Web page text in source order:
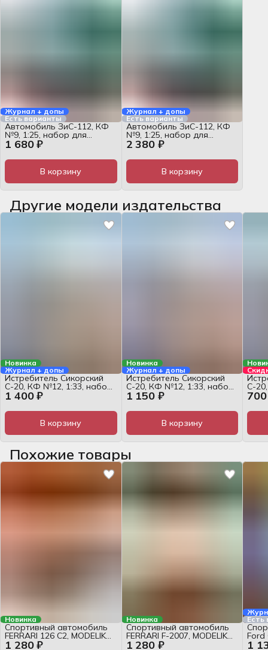
Журнал + допы
Есть варианты
1 680 ₽
Автомобиль ЗиС-112, КФ
№9, 1:25, набор для
сборки
В корзину
Журнал + допы
Есть варианты
2 380 ₽
Автомобиль ЗиС-112, КФ
№9, 1:25, набор для
сборки
В корзину
Другие модели издательства
Новинка
Журнал + допы
1 400 ₽
Истребитель Сикорский
С-20, КФ №12, 1:33, набор
для сборки
В корзину
Новинка
Журнал + допы
1 150 ₽
Истребитель Сикорский
С-20, КФ №12, 1:33, набор
для сборки
В корзину
С-
Похожие товары
Новинка
1 280 ₽
Спортивный автомобиль
FERRARI 126 С2, MODELIK
№12/12, 1:25, журнал
Новинка
1 280 ₽
Спортивный автомобиль
FERRARI F-2007, MODELIK
№29/08, 1:25, журнал
Есть
1
Ford